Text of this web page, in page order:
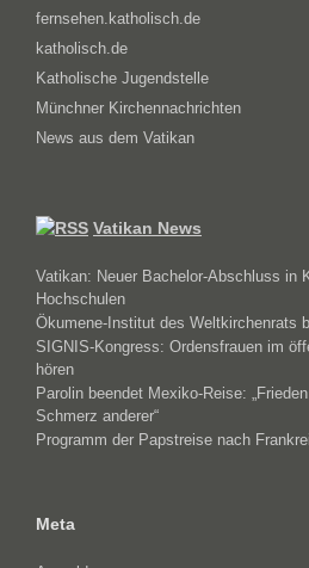
fernsehen.katholisch.de
katholisch.de
Katholische Jugendstelle
Münchner Kirchennachrichten
News aus dem Vatikan
Vatikan News
Vatikan: Neuer Bachelor-Abschluss in
Hochschulen
Ökumene-Institut des Weltkirchenrats
SIGNIS-Kongress: Ordensfrauen im
hören
Parolin beendet Mexiko-Reise:
Schmerz anderer“
Programm der Papstreise nach
Meta